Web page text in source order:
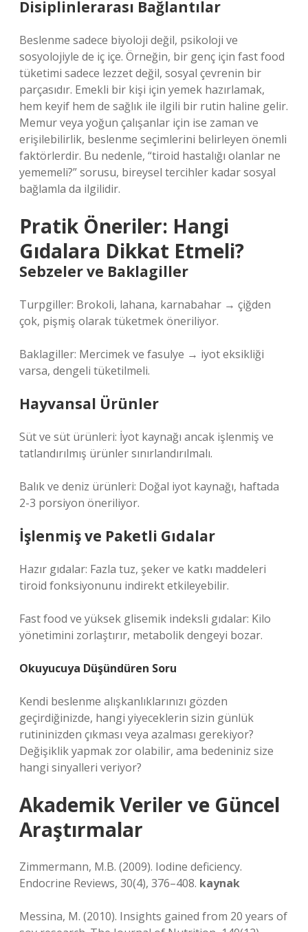
Disiplinlerarası Bağlantılar
Beslenme sadece biyoloji değil, psikoloji ve
sosyolojiyle de iç içe. Örneğin, bir genç için fast food
tüketimi sadece lezzet değil, sosyal çevrenin bir
parçasıdır. Emekli bir kişi için yemek hazırlamak,
hem keyif hem de sağlık ile ilgili bir rutin haline gelir.
Memur veya yoğun çalışanlar için ise zaman ve
erişilebilirlik, beslenme seçimlerini belirleyen önemli
faktörlerdir. Bu nedenle, “tiroid hastalığı olanlar ne
yememeli?” sorusu, bireysel tercihler kadar sosyal
bağlamla da ilgilidir.
Pratik Öneriler: Hangi
Gıdalara Dikkat Etmeli?
Sebzeler ve Baklagiller
Turpgiller: Brokoli, lahana, karnabahar → çiğden
çok, pişmiş olarak tüketmek öneriliyor.
Baklagiller: Mercimek ve fasulye → iyot eksikliği
varsa, dengeli tüketilmeli.
Hayvansal Ürünler
Süt ve süt ürünleri: İyot kaynağı ancak işlenmiş ve
tatlandırılmış ürünler sınırlandırılmalı.
Balık ve deniz ürünleri: Doğal iyot kaynağı, haftada
2-3 porsiyon öneriliyor.
İşlenmiş ve Paketli Gıdalar
Hazır gıdalar: Fazla tuz, şeker ve katkı maddeleri
tiroid fonksiyonunu indirekt etkileyebilir.
Fast food ve yüksek glisemik indeksli gıdalar: Kilo
yönetimini zorlaştırır, metabolik dengeyi bozar.
Okuyucuya Düşündüren Soru
Kendi beslenme alışkanlıklarınızı gözden
geçirdiğinizde, hangi yiyeceklerin sizin günlük
rutininizden çıkması veya azalması gerekiyor?
Değişiklik yapmak zor olabilir, ama bedeniniz size
hangi sinyalleri veriyor?
Akademik Veriler ve Güncel
Araştırmalar
Zimmermann, M.B. (2009). Iodine deficiency.
Endocrine Reviews, 30(4), 376–408. kaynak
Messina, M. (2010). Insights gained from 20 years of